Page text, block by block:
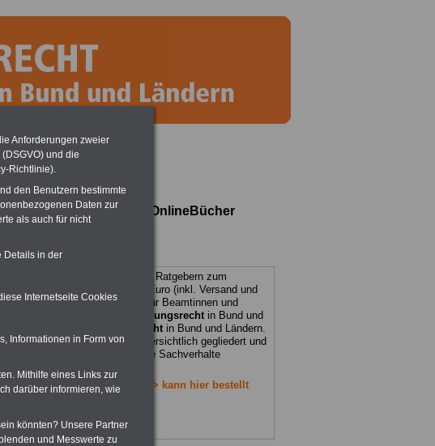
Sie mehr als zehn OnlineBücher
mit drei Ratgebern zum
Pauschalpreis von 22,50 Euro (inkl. Versand und
MwSt.):Wissenswertes
für Beamtinnen und
Beamtenversorgungsrecht in Bund und
Beihilferechtin Bund und Ländern.
Alle drei Ratgeber sind übersichtlich gegliedert und
erläutern auch komplizierte Sachverhalte
DasBEHÖRDEN-ABO
>>> kann hier bestellt
Anforderungen zweier
und die
Richtlinie).
den Benutzern bestimmte
Daten zur
als auch für nicht
Details in der
Internetseite Cookies
Informationen in Form von
Mithilfe eines Links zur
darüber informieren, wie
könnten? Unsere Partner
und Messwerte zu